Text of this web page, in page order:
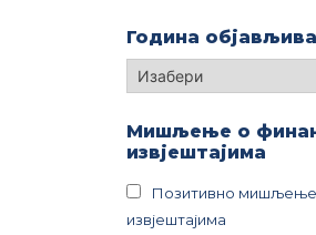
Година
Година
објављивања
Мишљење о
извјештајима
Позитивно мишљење
извјештајима